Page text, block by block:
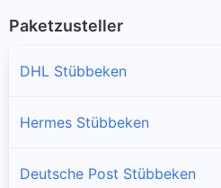
Paketzusteller
DHL Stübbeken
Hermes Stübbeken
Deutsche Post Stübbeken